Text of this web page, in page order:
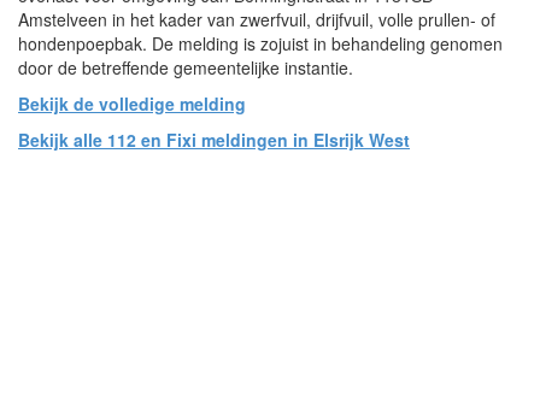
Amstelveen in het kader van zwerfvuil, drijfvuil, volle prullen- of
hondenpoepbak. De melding is zojuist in behandeling genomen
door de betreffende gemeentelijke instantie.
Bekijk de volledige melding
Bekijk alle 112 en Fixi meldingen in Elsrijk West